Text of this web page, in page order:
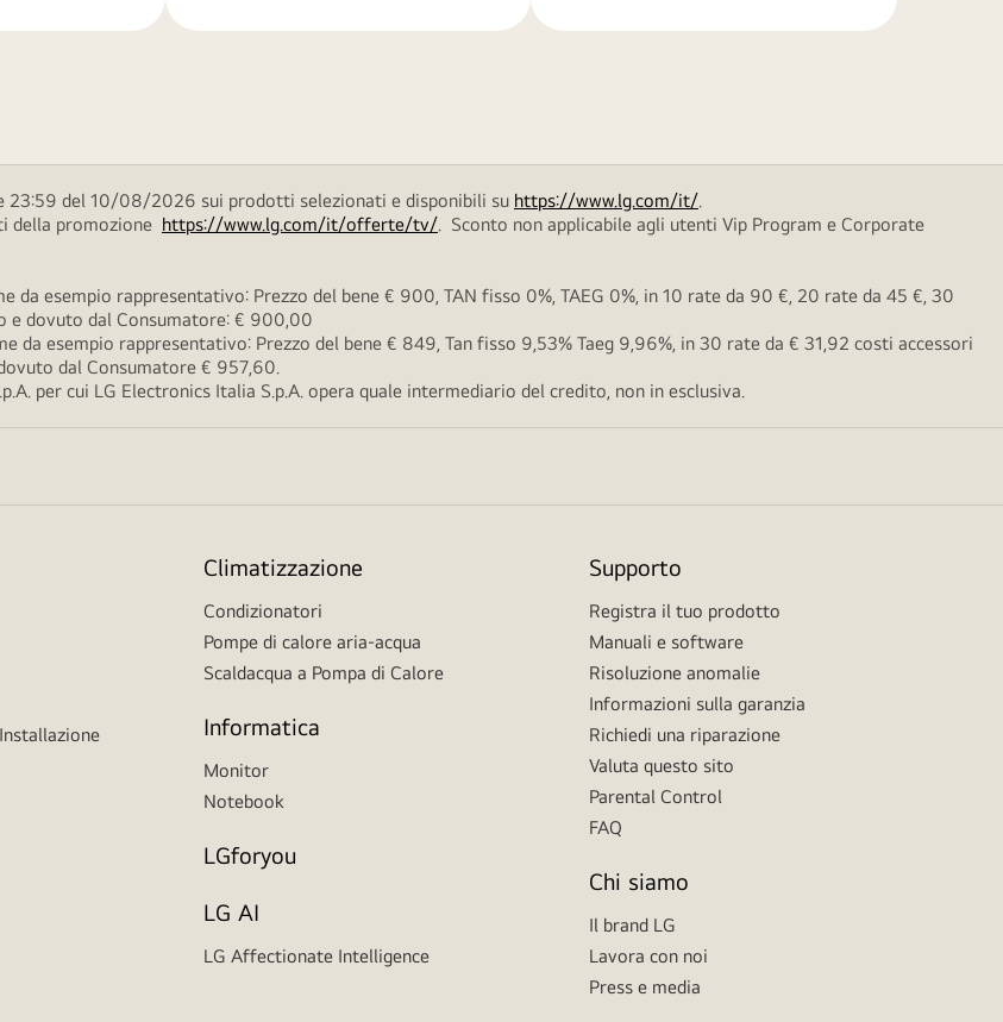
del 10/08/2026 sui prodotti selezionati e disponibili su https://www.lg.com/it/.
della promozione https://www.lg.com/it/offerte/tv/. Sconto non applicabile agli utenti Vip Program e Corporate
esempio rappresentativo: Prezzo del bene € 900, TAN fisso 0%, TAEG 0%, in 10 rate da 90 €, 20 rate da 45 €, 30
e dovuto dal Consumatore: € 900,00
esempio rappresentativo: Prezzo del bene € 849, Tan fisso 9,53% Taeg 9,96%, in 30 rate da € 31,92 costi accessori
dal Consumatore € 957,60.
per cui LG Electronics Italia S.p.A. opera quale intermediario del credito, non in esclusiva.
Climatizzazione
Condizionatori
Pompe di calore aria-acqua
Scaldacqua a Pompa di Calore
Informatica
Monitor
Notebook
LGforyou
LG AI
LG Affectionate Intelligence
Supporto
Registra il tuo prodotto
Manuali e software
Risoluzione anomalie
Informazioni sulla garanzia
Richiedi una riparazione
Valuta questo sito
Parental Control
FAQ
Chi siamo
Il brand LG
Lavora con noi
Press e media